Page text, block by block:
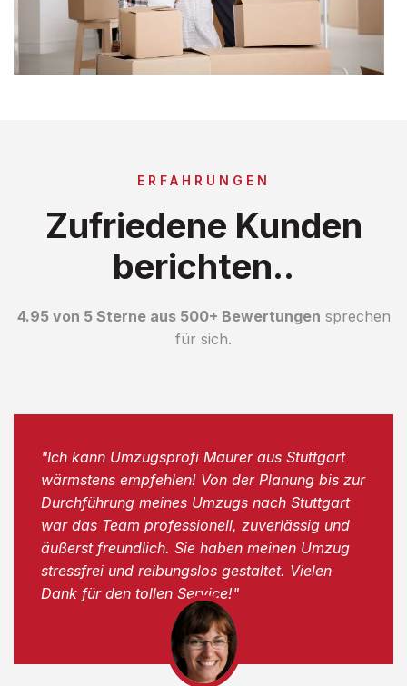
ERFAHRUNGEN
Zufriedene Kunden
berichten..
4.95 von 5 Sterne aus 500+ Bewertungen sprechen
für sich.
"Ich kann Umzugsprofi Maurer aus Stuttgart
wärmstens empfehlen! Von der Planung bis zur
Durchführung meines Umzugs nach Stuttgart
war das Team professionell, zuverlässig und
äußerst freundlich. Sie haben meinen Umzug
stressfrei und reibungslos gestaltet. Vielen
Dank für den tollen Service!"